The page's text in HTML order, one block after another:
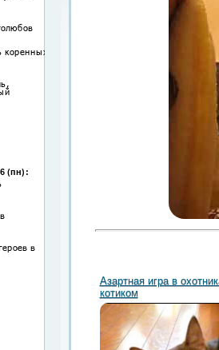
Азартная игра в
котиком